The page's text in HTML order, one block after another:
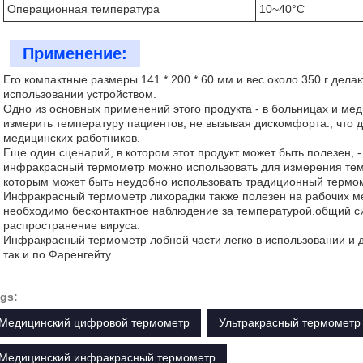
Операционная температура 10~40°C
Применение:
Его компактные размеры 141 * 200 * 60 мм и вес около 350 г
использовании устройством.
Одно из основных применений этого продукта - в больницах и
измерить температуру пациентов, не вызывая дискомфорта., что
медицинских работников.
Еще один сценарий, в котором этот продукт может быть полезен,
инфракрасный термометр можно использовать для измерения
которым может быть неудобно использовать традиционный
Инфракрасный термометр лихорадки также полезен на рабочих
необходимо бесконтактное наблюдение за температурой.общий
распространение вируса.
Инфракрасный термометр лобной части легко в использовании и
так и по Фаренгейту.
цифровой термометр
Ультракрасный термометр
инфракрасный термометр